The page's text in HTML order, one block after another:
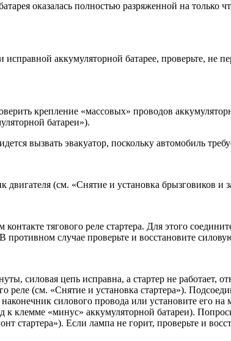
оказалась полностью разряженной на только
исправной аккумуляторной батарее, проверьте,
крепление «массовых» проводов
батареи»).
вызвать эвакуатор, поскольку автомобиль
(см. «Снятие и установка брызговиков и
тягового реле стартера. Для этого
противном случае проверьте и восстановите
силовая цепь исправна, а стартер не
реле (см. «Снятие и установка стартера»).
силового провода или установите его
к клемме «минус» аккумуляторной батареи).
стартера»). Если лампа не горит, проверьте и